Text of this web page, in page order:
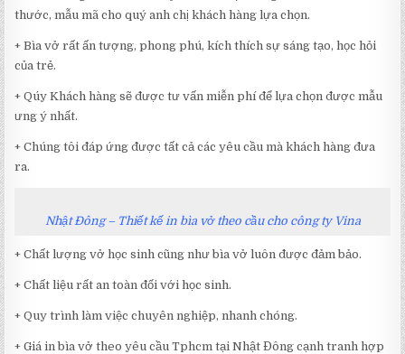
thước, mẫu mã cho quý anh chị khách hàng lựa chọn.
+ Bìa vở rất ấn tượng, phong phú, kích thích sự sáng tạo, học hỏi
của trẻ.
+ Qúy Khách hàng sẽ được tư vấn miễn phí để lựa chọn được mẫu
ưng ý nhất.
+ Chúng tôi đáp ứng được tất cả các yêu cầu mà khách hàng đưa
ra.
Nhật Đông – Thiết kế in bìa vở theo cầu cho công ty Vina
+ Chất lượng vở học sinh cũng như bìa vở luôn được đảm bảo.
+ Chất liệu rất an toàn đối với học sinh.
+ Quy trình làm việc chuyên nghiệp, nhanh chóng.
+ Giá in bìa vở theo yêu cầu Tphcm tại Nhật Đông cạnh tranh hợp